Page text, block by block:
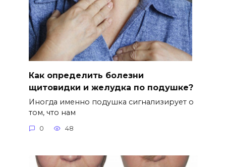
Как определить болезни
щитовидки и желудка по подушке?
Иногда именно подушка сигнализирует о
том, что нам
0 48